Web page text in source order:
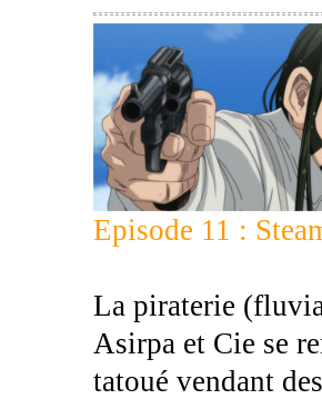
Episode 11 :
La piraterie
Asirpa et Cie se
tatoué vendant